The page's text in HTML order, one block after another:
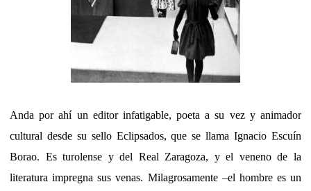
Anda por ahí un editor infatigable, poeta a su vez y animador
cultural desde su sello Eclipsados, que se llama Ignacio Escuín
Borao. Es turolense y del Real Zaragoza, y el veneno de la
literatura impregna sus venas. Milagrosamente –el hombre es un